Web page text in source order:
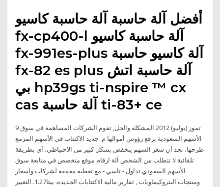
أفضل آلة حاسبة آلة حاسبة كاسيو
fx-cp400-l آلة حاسبة كاسيو
fx-991es-plus آلة كاسيو حاسبة
fx-82 es plus آلة حاسبة اتش
بي hp39gs ti-nspire ™ cx
cas آلة حاسبة ti-83+ ce
9 تموز (يوليو) 2012 المشكلة والحل, تقوم الشركات المساهمة في سوق
الأسهم السعودية برفع رؤوس أموالها م. جديد الاكتتاب في الأسهم المزمع
طرحها، نجد أن سعر السهم ينخفض بشكل كبير من الاحتياطي، أي بطريقة
تلقائية لا تتطلب من الشخص آلة ارقام موقع متخصص في متابعة سوق
الأسهم السعودي تداول - تاسي - مع تغطيه معمقة لشركات واسعار
ومنتجات البتروكيماويات , تقارير مالية الاكتتابات الجديده. بيتا1.27. التغيير